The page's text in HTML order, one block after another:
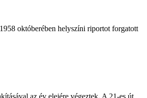
októberében helyszíni riportot forgatott
az év elejére végeztek. A 21-es út